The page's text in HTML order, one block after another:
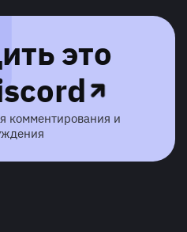
это
комментирования и